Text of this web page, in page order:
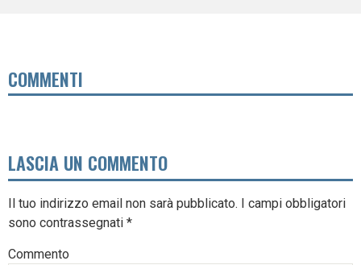
COMMENTI
LASCIA UN COMMENTO
Il tuo indirizzo email non sarà pubblicato. I campi obbligatori
sono contrassegnati *
Commento